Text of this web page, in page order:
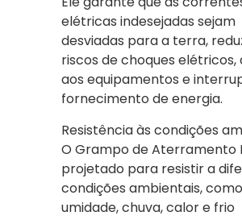
elétricas indesejadas sejam
desviadas para a terra,
riscos de choques elétricos,
aos equipamentos e
fornecimento de energia.
Resistência às condições
O Grampo de Aterramento
projetado para resistir a
condições ambientais, como
umidade, chuva, calor e frio